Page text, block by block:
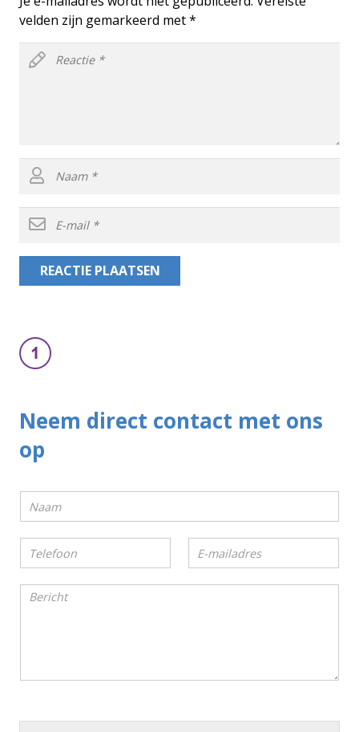
velden zijn gemarkeerd met*
REACTIE PLAATSEN
Neem direct contact met ons
op